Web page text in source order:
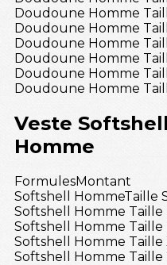
Doudoune Homme
Doudoune Homme
Doudoune Homme
Doudoune Homme
Doudoune Homme
Doudoune Homme
Veste
Homme
FormulesMontant
Softshell HommeTaille
Softshell Homme Taille
Softshell Homme Taille
Softshell Homme Taille
Softshell Homme Taille